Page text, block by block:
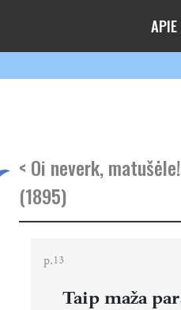
APIE
< Oi neverk, matušėle!
(1895)
p.13
Taip maža